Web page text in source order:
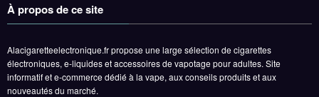
À propos de ce site
Alacigaretteelectronique.fr propose une large sélection de cigarettes
électroniques, e-liquides et accessoires de vapotage pour adultes. Site
informatif et e-commerce dédié à la vape, aux conseils produits et aux
nouveautés du marché.